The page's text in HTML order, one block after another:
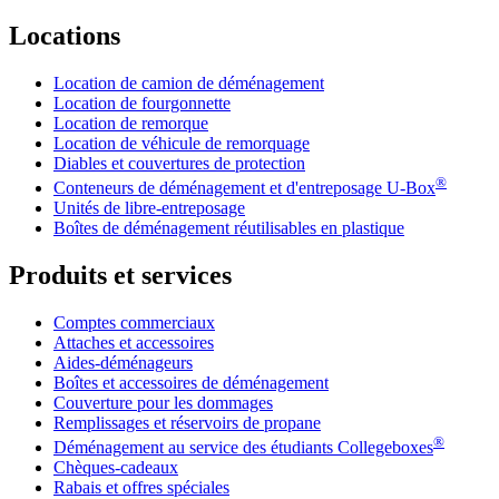
Locations
Location de camion de déménagement
Location de fourgonnette
Location de remorque
Location de véhicule de remorquage
Diables et couvertures de protection
Conteneurs de déménagement et d'entreposage U-Box®
Unités de libre-entreposage
Boîtes de déménagement réutilisables en plastique
Produits et services
Comptes commerciaux
Attaches et accessoires
Aides-déménageurs
Boîtes et accessoires de déménagement
Couverture pour les dommages
Remplissages et réservoirs de propane
Déménagement au service des étudiants Collegeboxes®
Chèques-cadeaux
Rabais et offres spéciales